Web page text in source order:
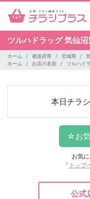
ツルハドラッグ気仙
ホーム 都道府県 宮城県
ホーム
お店の名前 ツルハド
本日チラ
お気
「 トップ
公式